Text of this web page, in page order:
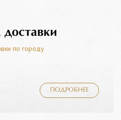
доставки
по городу
ПОДРОБНЕЕ